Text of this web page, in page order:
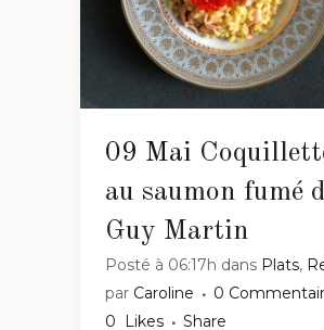
09 Mai
au saumon fumé
Guy Martin
Posté à 06:17h dans Plats,
par Caroline
0
0
Likes Share